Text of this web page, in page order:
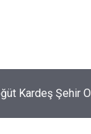
Kardeş Şehir